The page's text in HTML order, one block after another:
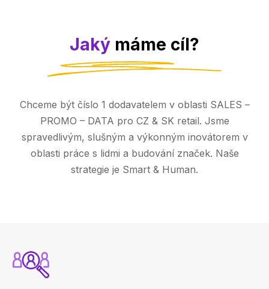
Jaký máme cíl?
Chceme být číslo 1 dodavatelem v oblasti SALES –
PROMO – DATA pro CZ & SK retail. Jsme
spravedlivým, slušným a výkonným inovátorem v
oblasti práce s lidmi a budování značek. Naše
strategie je Smart & Human.